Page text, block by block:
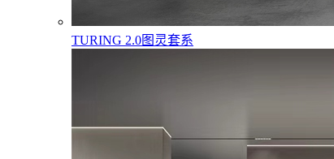
TURING 2.0图灵套系